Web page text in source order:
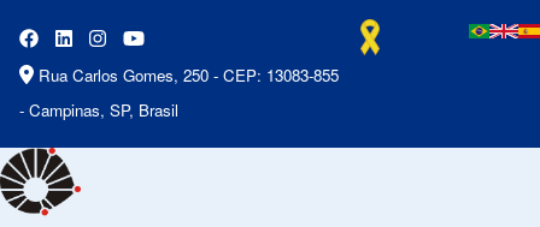
Rua Carlos Gomes, 250 - CEP: 13083-855
- Campinas, SP, Brasil